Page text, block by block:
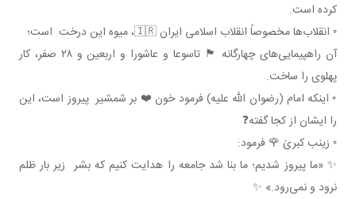
کرده است.
▫️ انقلاب‌ها مخصوصاً انقلاب اسلامی ایران 🇮🇷، میوه این درخت است؛
آن راهپیمایی‌های چهارگانه 🏴 تاسوعا و عاشورا و اربعین و ۲۸ صفر، کار
پهلوی را ساخت.
▫️ اینکه امام (رضوان الله علیه) فرمود خون ❤️ بر شمشیر پیروز است، این
را ایشان از کجا گفته❓
▫️ زینب کبریٰ 🌹 فرمود:
✨ «ما پیروز شدیم؛ ما بنا شد جامعه را هدایت کنیم که بشر زیر بار ظلم
نرود و نمی‌رود.» ✨